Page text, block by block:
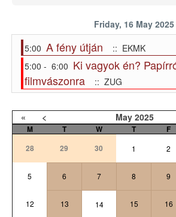
Friday, 16 May 2025
5:00 A fény útján
:: EKMK
5:00 - 6:00 Ki vagyok én?
filmvászonra
:: ZUG
« < May 2025
M T W T F
28
29 30 1 2
5 6 7 8 9
12 13 14 15 16